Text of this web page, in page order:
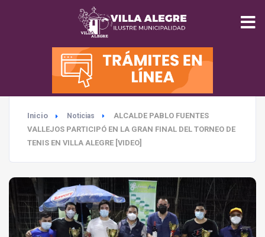
INICIO
MUNICIPALIDAD
SEGURIDAD
SALUD
TURISMO
Inicio Noticias
ALCALDE PABLO FUENTES
VALLEJOS PARTICIPÓ EN LA GRAN FINAL DEL TORNEO DE
TENIS EN VILLA ALEGRE [VIDEO]